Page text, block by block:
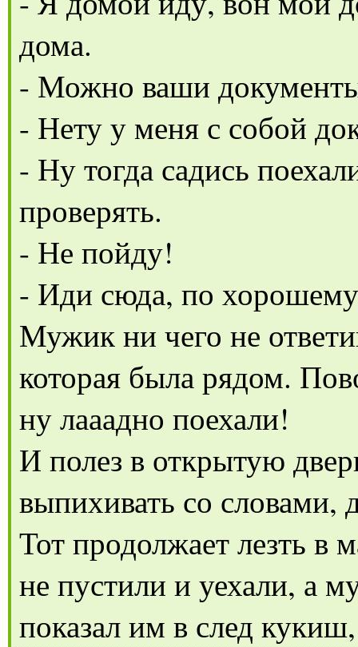
дома.
- Можно ваши
- Нету у меня с собой
- Ну тогда садись
проверять.
- Не пойду!
- Иди сюда, по
Мужик ни чего не
которая была рядом.
ну лааадно поехали!
И полез в открытую
выпихивать со
Тот продолжает лезть
не пустили и уехали, а
показал им в след